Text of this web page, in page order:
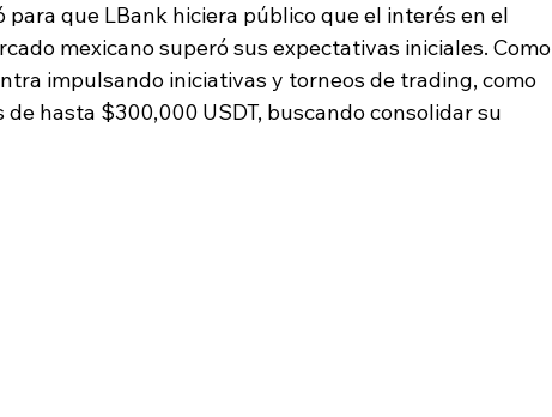
que LBank hiciera público que el interés en el
mexicano superó sus expectativas iniciales. Como
impulsando iniciativas y torneos de trading, como
hasta $300,000 USDT, buscando consolidar su